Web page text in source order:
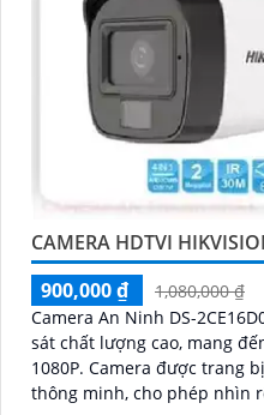
CAMERA HDTVI
900,000 ₫
1,080,000 ₫
Camera An Ninh DS-
sát chất lượng cao, mang
1080P. Camera được trang bị công nghệ xem ban đêm
thông minh, cho phép nhìn